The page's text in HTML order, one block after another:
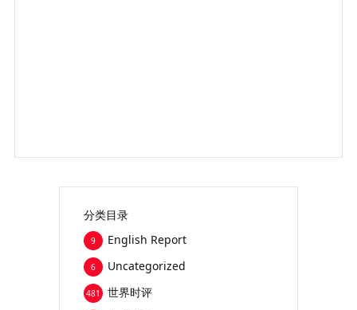
分类目录
English Report
9
Uncategorized
6
世界时评
481